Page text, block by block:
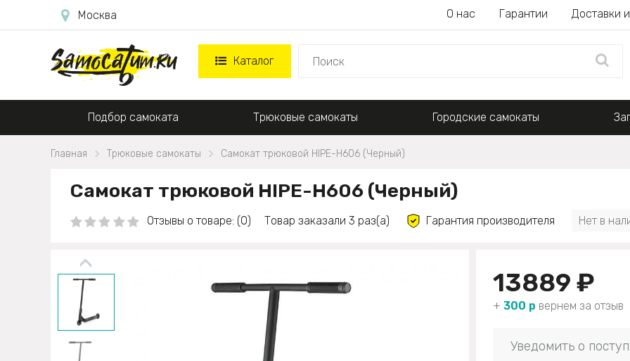
Москва О нас Гарантии Доставки
Каталог
Подбор самоката Трюковые самокаты Городские самокаты
Главная Трюковые самокаты Самокат трюковой HIPE-H606 (Черный)
Самокат трюковой HIPE-H606 (Черный)
Отзывы о товаре: (0) Товар заказали 3 раз(а) Гарантия производителя Нет в
13889 ₽
+ 300 р вернем за отзыв
Уведомить о